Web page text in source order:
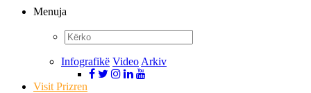
Menuja
Infografikë Video Arkiv
Visit Prizren